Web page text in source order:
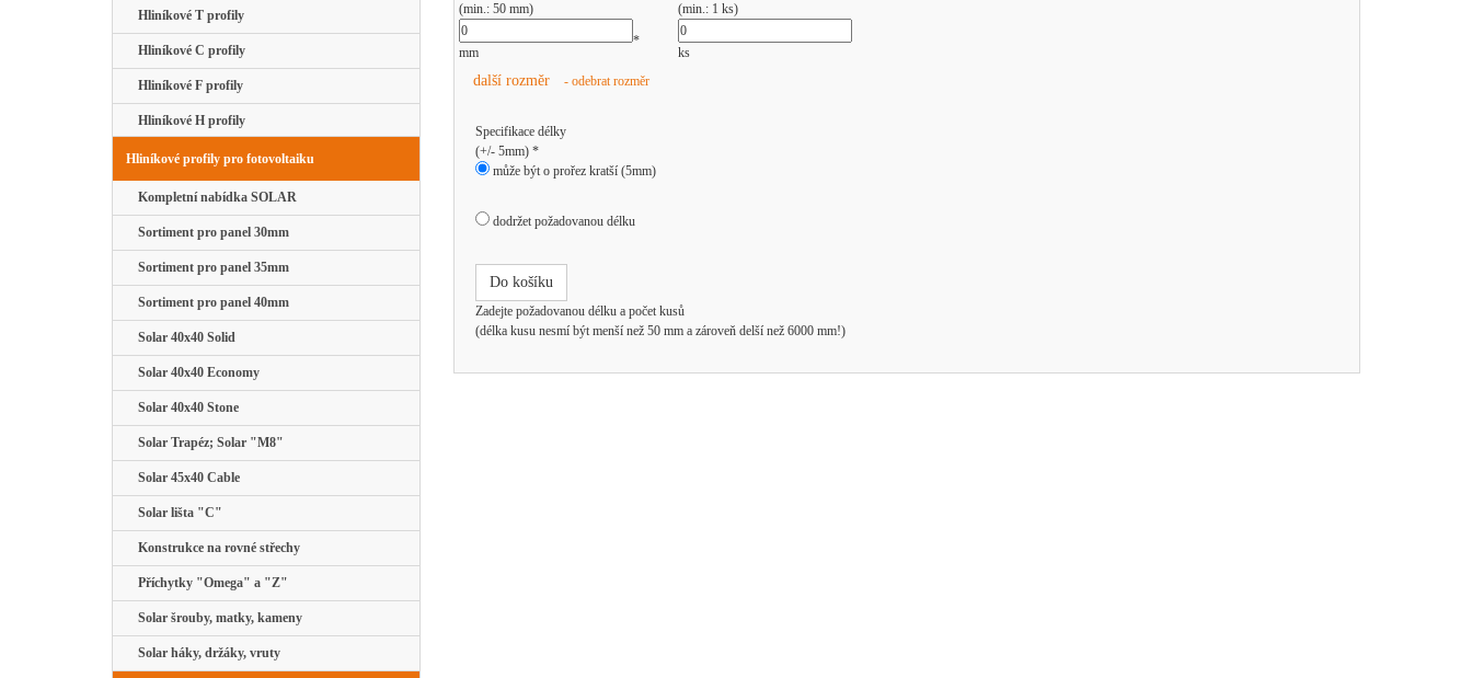
Hliníkové T profily
Hliníkové C profily
Hliníkové F profily
Hliníkové H profily
Hliníkové profily pro fotovoltaiku
Kompletní nabídka SOLAR
Sortiment pro panel 30mm
Sortiment pro panel 35mm
Sortiment pro panel 40mm
Solar 40x40 Solid
Solar 40x40 Economy
Solar 40x40 Stone
Solar Trapéz; Solar "M8"
Solar 45x40 Cable
Solar lišta "C"
Konstrukce na rovné střechy
Příchytky "Omega" a "Z"
Solar šrouby, matky, kameny
Solar háky, držáky, vruty
(min.: 50 mm)
(min.: 1 ks)
mm
*
ks
další rozměr - odebrat rozměr
Specifikace délky
(+/- 5mm) *
může být o prořez kratší (5mm)
dodržet požadovanou délku
Do košíku
Zadejte požadovanou délku a počet kusů
(délka kusu nesmí být menší než 50 mm a zároveň delší než 6000 mm!)